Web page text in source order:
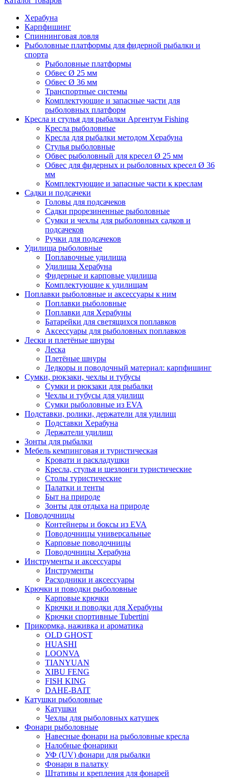
Херабуна
Карпфишинг
Спиннинговая ловля
Рыболовные платформы для фидерной рыбалки и
спорта
Рыболовные платформы
Обвес Ø 25 мм
Обвес Ø 36 мм
Транспортные системы
Комплектующие и запасные части для
рыболовных платформ
Кресла и стулья для рыбалки Аргентум Fishing
Кресла рыболовные
Кресла для рыбалки методом Херабуна
Стулья рыболовные
Обвес рыболовный для кресел Ø 25 мм
Обвес для фидерных и рыболовных кресел Ø 36
мм
Комплектующие и запасные части к креслам
Садки и подсачеки
Головы для подсачеков
Садки прорезиненные рыболовные
Сумки и чехлы для рыболовных садков и
подсачеков
Ручки для подсачеков
Удилища рыболовные
Поплавочные удилища
Удилища Херабуна
Фидерные и карповые удилища
Комплектующие к удилищам
Поплавки рыболовные и аксессуары к ним
Поплавки рыболовные
Поплавки для Херабуны
Батарейки для светящихся поплавков
Аксессуары для рыболовных поплавков
Лески и плетёные шнуры
Леска
Плетёные шнуры
Ледкоры и поводочный материал: карпфишинг
Сумки, рюкзаки, чехлы и тубусы
Сумки и рюкзаки для рыбалки
Чехлы и тубусы для удилищ
Сумки рыболовные из EVA
Подставки, ролики, держатели для удилищ
Подставки Херабуна
Держатели удилищ
Зонты для рыбалки
Мебель кемпинговая и туристическая
Кровати и раскладушки
Кресла, стулья и шезлонги туристические
Столы туристические
Палатки и тенты
Быт на природе
Зонты для отдыха на природе
Поводочницы
Контейнеры и боксы из EVA
Поводочницы универсальные
Карповые поводочницы
Поводочницы Херабуна
Инструменты и аксессуары
Инструменты
Расходники и аксессуары
Крючки и поводки рыболовные
Карповые крючки
Крючки и поводки для Херабуны
Крючки спортивные Tubertini
Прикормка, наживка и ароматика
OLD GHOST
HUASHI
LOONVA
TIANYUAN
XIBU FENG
FISH KING
DAHE-BAIT
Катушки рыболовные
Катушки
Чехлы для рыболовных катушек
Фонари рыболовные
Навесные фонари на рыболовные кресла
Налобные фонарики
УФ (UV) фонари для рыбалки
Фонари в палатку
Штативы и крепления для фонарей